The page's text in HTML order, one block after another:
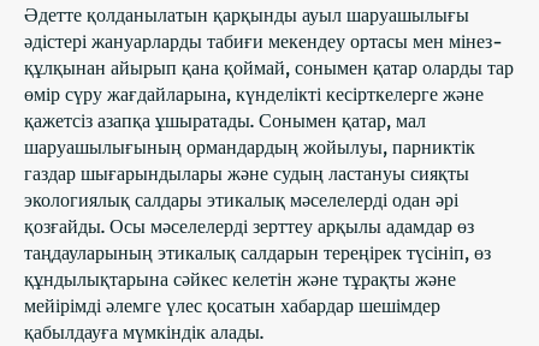
Әдетте қолданылатын қарқынды ауыл шаруашылығы
әдістері жануарларды табиғи мекендеу ортасы мен мінез-
құлқынан айырып қана қоймай, сонымен қатар оларды тар
өмір сүру жағдайларына, күнделікті кесірткелерге және
қажетсіз азапқа ұшыратады. Сонымен қатар, мал
шаруашылығының ормандардың жойылуы, парниктік
газдар шығарындылары және судың ластануы сияқты
экологиялық салдары этикалық мәселелерді одан әрі
қозғайды. Осы мәселелерді зерттеу арқылы адамдар өз
таңдауларының этикалық салдарын тереңірек түсініп, өз
құндылықтарына сәйкес келетін және тұрақты және
мейірімді әлемге үлес қосатын хабардар шешімдер
қабылдауға мүмкіндік алады.